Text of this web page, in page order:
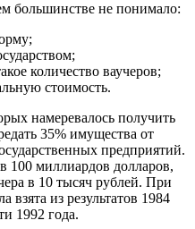
большинстве не понимало:
количество ваучеров;
стоимость.
намеревалось получить
35% имущества от
предприятий.
100 миллиардов долларов,
в 10 тысяч рублей. При
взята из результатов 1984
1992 года.